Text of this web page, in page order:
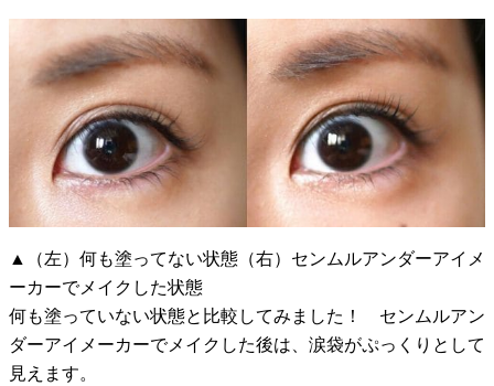
▲（左）何も塗ってない状態（右）センムルアンダーアイメ
ーカーでメイクした状態
何も塗っていない状態と比較してみました！ センムルアン
ダーアイメーカーでメイクした後は、涙袋がぷっくりとして
見えます。